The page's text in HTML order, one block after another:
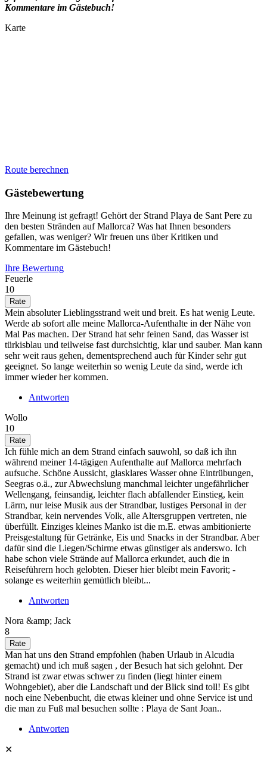
Kommentare im Gästebuch!
Karte
Route berechnen
Gästebewertung
Ihre Meinung ist gefragt! Gehört der Strand Playa de Sant Pere zu
den besten Stränden auf Mallorca? Was hat Ihnen besonders
gefallen, was weniger? Wir freuen uns über Kritiken und
Kommentare im Gästebuch!
Ihre Bewertung
Feuerle
10
Mein absoluter Lieblingsstrand weit und breit. Es hat wenig Leute.
Werde ab sofort alle meine Mallorca-Aufenthalte in der Nähe von
Mal Pas machen. Der Strand hat sehr feinen Sand, das Wasser ist
türkisblau und teilweise fast durchsichtig, klar und sauber. Man kann
sehr weit raus gehen, dementsprechend auch für Kinder sehr gut
geeignet. So lange weiterhin so wenig Leute da sind, werde ich
immer wieder her kommen.
Antworten
Wollo
10
Ich fühle mich an dem Strand einfach sauwohl, so daß ich ihn
während meiner 14-tägigen Aufenthalte auf Mallorca mehrfach
aufsuche. Schöne Aussicht, glasklares Wasser ohne Eintrübungen,
Seegras o.ä., zur Abwechslung manchmal leichter ungefährlicher
Wellengang, feinsandig, leichter flach abfallender Einstieg, kein
Lärm, nur leise Musik aus der Strandbar, lustiges Personal in der
Strandbar, kein nervendes Volk, alle Altersgruppen vertreten, nie
überfüllt. Einziges kleines Manko ist die m.E. etwas ambitionierte
Preisgestaltung für Getränke, Eis und Snacks in der Strandbar. Aber
dafür sind die Liegen/Schirme etwas günstiger als anderswo. Ich
habe schon viele Strände auf Mallorca erkundet, auch die in
Reiseführern hoch gelobten. Dieser hier bleibt mein Favorit; -
solange es weiterhin gemütlich bleibt...
Antworten
Nora &amp; Jack
8
Man hat uns den Strand empfohlen (haben Urlaub in Alcudia
gemacht) und ich muß sagen , der Besuch hat sich gelohnt. Der
Strand ist zwar etwas schwer zu finden (liegt hinter einem
Wohngebiet), aber die Landschaft und der Blick sind toll! Es gibt
noch eine Nebenbucht, die etwas kleiner und ohne Service ist und
die man zu Fuß mal besuchen sollte : Playa de Sant Joan..
Antworten
✕